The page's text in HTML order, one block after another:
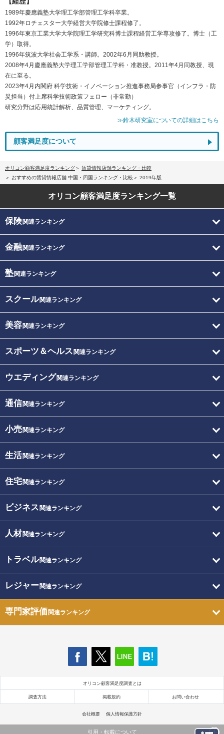
1989年慶應義塾大学理工学部管理工学科卒業。
1992年ロチェスター大学経営大学院修士課程修了。
1996年東京工業大学大学院理工学研究科博士課程経営工学専攻修了。博士（工
学）取得。
1996年筑波大学社会工学系・講師。2002年6月同助教授。
2008年4月慶應義塾大学理工学部管理工学科・准教授。2011年4月同教授、現
在に至る。
2023年4月内閣府 科学技術・イノベーション推進事務局参事官（インフラ・防
災担当）付上席科学技術政策フェロー（非常勤）
研究分野は応用統計解析、品質管理、マーケティング。
≫鈴木研究室についての詳細はこちら
顧客満足度について
オリコン顧客満足度ランキング
賃貸情報店舗ランキング・比較
おすすめの賃貸情報店舗 中国・四国ランキング・比較
2019年版
オリコン顧客満足度ランキング一覧
保険関連ランキング
金融関連ランキング
塾関連ランキング
スクール関連ランキング
美容関連ランキング
スポーツ＆ヘルス 関連ランキング
ウエディング関連ランキング
通信関連ランキング
小売関連ランキング
生活関連ランキング
住宅関連ランキング
ビジネス 関連ランキング
人材関連ランキング
トラベル関連ランキング
レジャー関連ランキング
専門家評価関連ランキング
オリコン顧客満足度調査とは
調査方法 掲載規約 お問い合わせ
会社概要 個人情報保護方針
引用・転載について